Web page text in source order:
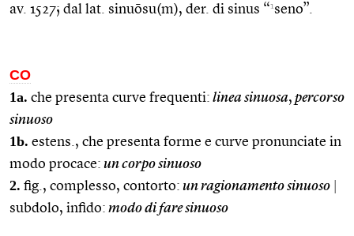
av. 1527; dal lat. sinuōsu(m), der. di sinus “1seno”.
CO
1a. che presenta curve frequenti: linea sinuosa, percorso
sinuoso
1b. estens., che presenta forme e curve pronunciate in
modo procace: un corpo sinuoso
2. fig., complesso, contorto: un ragionamento sinuoso
subdolo, infido: modo di fare sinuoso